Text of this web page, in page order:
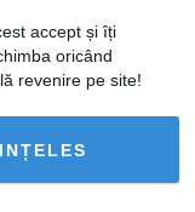
accept și îți
oricând
revenire pe site!